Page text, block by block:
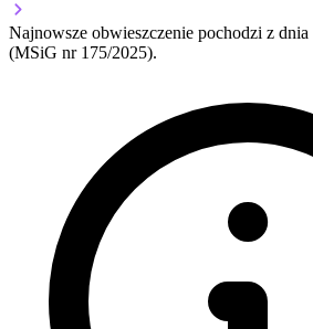
Najnowsze obwieszczenie pochodzi z dnia
(MSiG nr 175/2025).